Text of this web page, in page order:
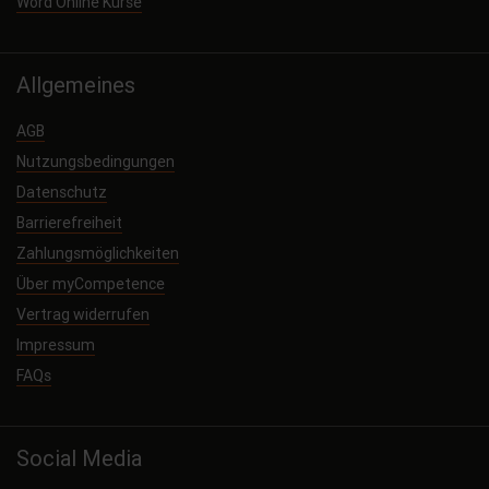
Allgemeines
AGB
Nutzungsbedingungen
Datenschutz
Barrierefreiheit
Zahlungsmöglichkeiten
Über myCompetence
Vertrag widerrufen
Impressum
FAQs
Social Media